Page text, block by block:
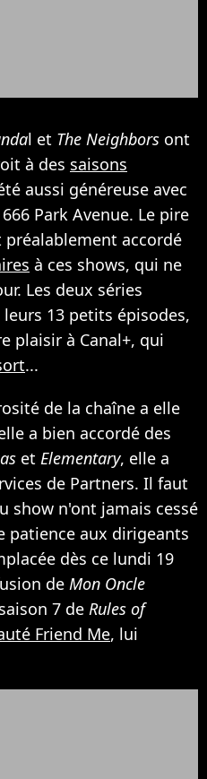
l et The Neighbors ont
à des saisons
aussi généreuse avec
Park Avenue. Le pire
accordé
à ces shows, qui ne
Les deux séries
13 petits épisodes,
plaisir à Canal+, qui
...
de la chaîne a elle
a bien accordé des
et Elementary, elle a
de Partners. Il faut
show n'ont jamais cessé
patience aux dirigeants
dès ce lundi 19
de Mon Oncle
7 de Rules of
Friend Me, lui